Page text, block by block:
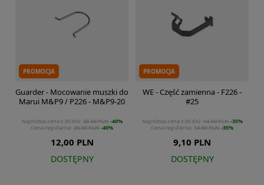
PROMOCJA
Guarder - Mocowanie muszki do
Marui M&P9 / P226 - M&P9-20
12,00 PLN
Najniższa cena z 30 dni: 20,00 PLN -40%
Cena regularna: 20,00 PLN -40%
DOSTĘPNY
PROMOCJA
WE - Część zamienna - F226 -
#25
9,10 PLN
Najniższa cena z 30 dni: 14,00 PLN -35%
Cena regularna: 14,00 PLN -35%
DOSTĘPNY